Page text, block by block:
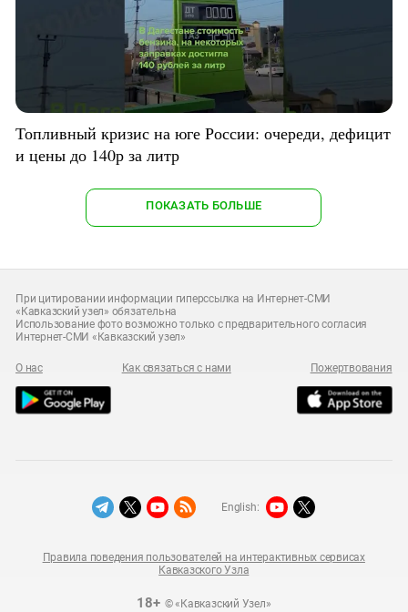
Топливный кризис на юге России: очереди, дефицит
и цены до 140р за литр
ПОКАЗАТЬ БОЛЬШЕ
При цитировании информации гиперссылка на Интернет-СМИ
«Кавказский узел» обязательна
Использование фото возможно только с предварительного согласия
Интернет-СМИ «Кавказский узел»
О нас Как связаться с нами Пожертвования
18+© «Кавказский Узел»
Правила поведения пользователей на интерактивных сервисах
Кавказского Узла
English: